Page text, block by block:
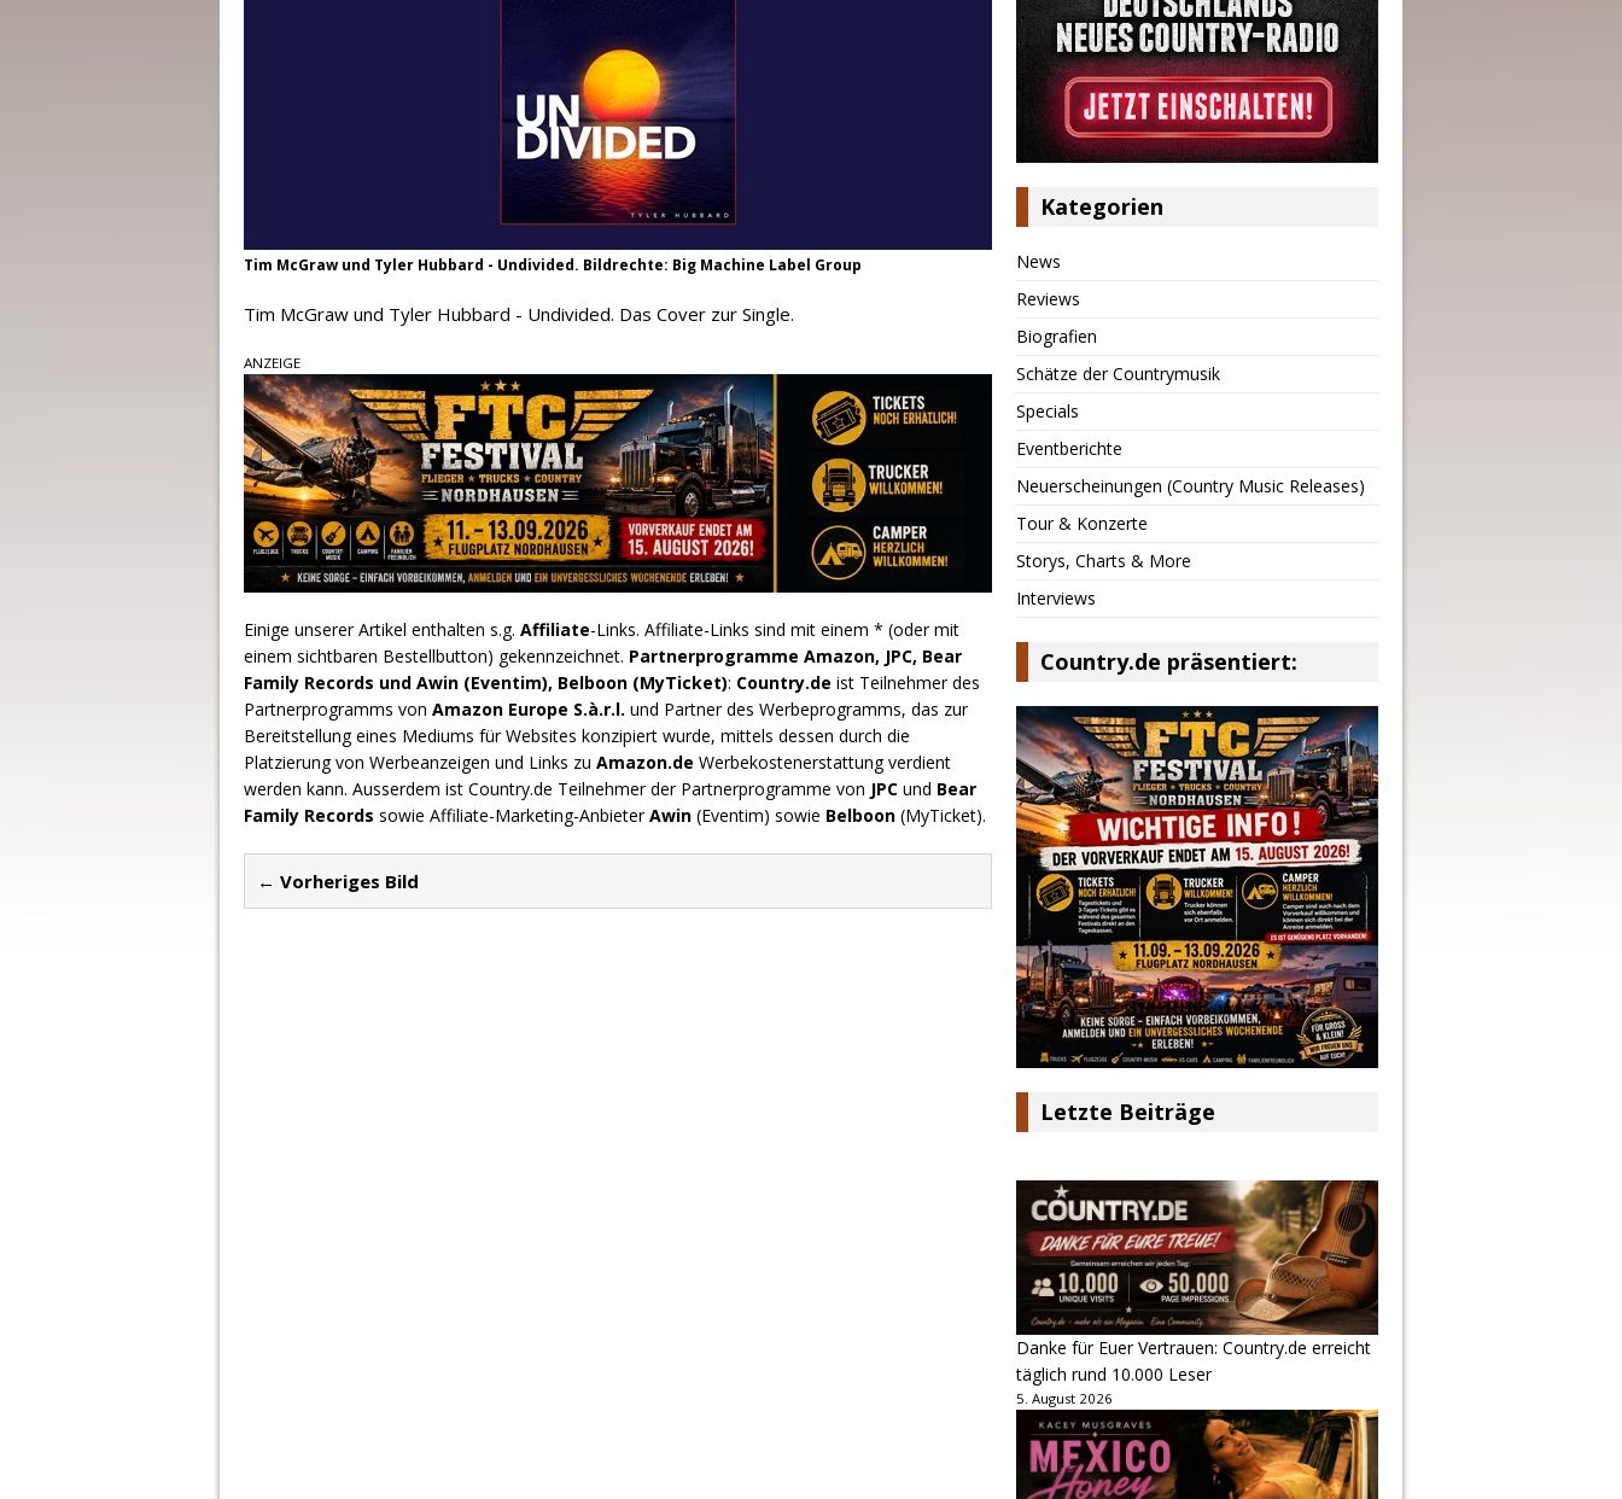
Tim McGraw und Tyler Hubbard - Undivided. Bildrechte: Big Machine Label Group
Tim McGraw und Tyler Hubbard - Undivided. Das Cover zur Single.
ANZEIGE
Einige unserer Artikel enthalten s.g. Affiliate-Links. Affiliate-Links sind mit einem * (oder mit
einem sichtbaren Bestellbutton) gekennzeichnet. Partnerprogramme Amazon, JPC, Bear
Family Records und Awin (Eventim), Belboon (MyTicket): Country.de ist Teilnehmer des
Partnerprogramms von Amazon Europe S.à.r.l. und Partner des Werbeprogramms, das zur
Bereitstellung eines Mediums für Websites konzipiert wurde, mittels dessen durch die
Platzierung von Werbeanzeigen und Links zu Amazon.de Werbekostenerstattung verdient
werden kann. Ausserdem ist Country.de Teilnehmer der Partnerprogramme von JPC und Bear
Family Records sowie Affiliate-Marketing-AnbieterAwin (Eventim) sowie Belboon (MyTicket).
← Vorheriges Bild
Kategorien
News
Reviews
Biografien
Schätze der Countrymusik
Specials
Eventberichte
Neuerscheinungen (Country Music Releases)
Tour & Konzerte
Storys, Charts & More
Interviews
Country.de präsentiert:
Letzte Beiträge
Danke für Euer Vertrauen: Country.de erreicht
täglich rund 10.000 Leser
5. August 2026